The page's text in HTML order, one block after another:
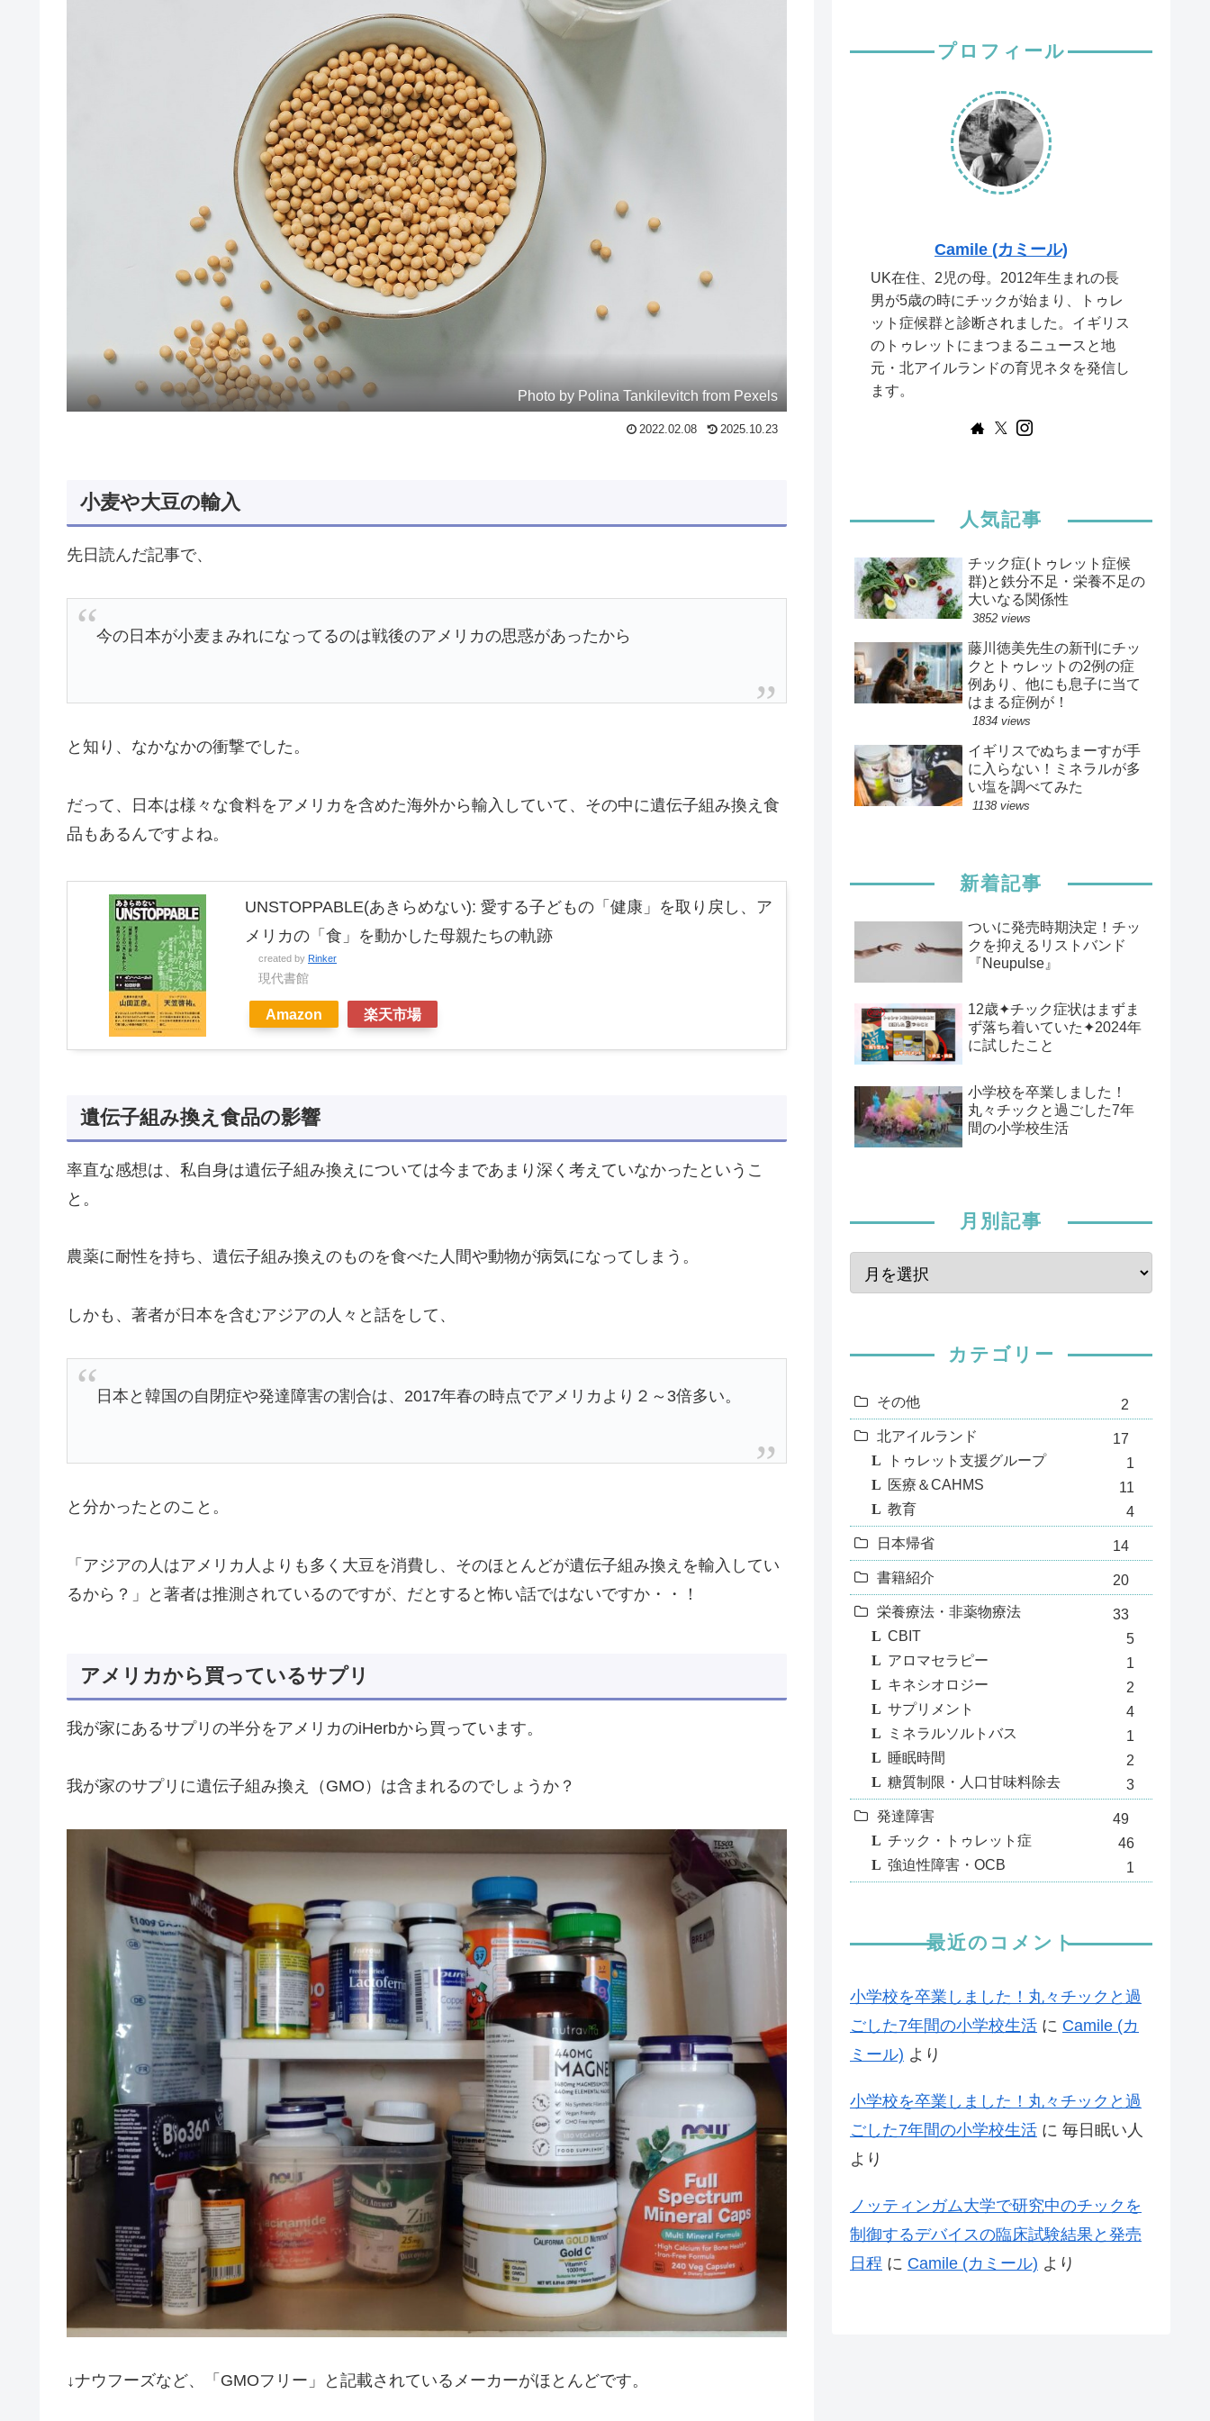
Photo by Polina Tankilevitch from Pexels
2022.02.08 2025.10.23
小麦や大豆の輸入
先日読んだ記事で、
今の日本が小麦まみれになってるのは戦後のアメリカの思惑があったから
と知り、なかなかの衝撃でした。
だって、日本は様々な食料をアメリカを含めた海外から輸入していて、その中に遺伝子組み換え食
品もあるんですよね。
UNSTOPPABLE(あきらめない): 愛する子どもの「健康」を取り戻し、ア
メリカの「食」を動かした母親たちの軌跡
created by Rinker
現代書館
Amazon 楽天市場
遺伝子組み換え食品の影響
率直な感想は、私自身は遺伝子組み換えについては今まであまり深く考えていなかったというこ
と。
農薬に耐性を持ち、遺伝子組み換えのものを食べた人間や動物が病気になってしまう。
しかも、著者が日本を含むアジアの人々と話をして、
日本と韓国の自閉症や発達障害の割合は、2017年春の時点でアメリカより２～3倍多い。
と分かったとのこと。
「アジアの人はアメリカ人よりも多く大豆を消費し、そのほとんどが遺伝子組み換えを輸入してい
るから？」と著者は推測されているのですが、だとすると怖い話ではないですか・・！
アメリカから買っているサプリ
我が家にあるサプリの半分をアメリカのiHerbから買っています。
我が家のサプリに遺伝子組み換え（GMO）は含まれるのでしょうか？
↓ナウフーズなど、「GMOフリー」と記載されているメーカーがほとんどです。
プロフィール
Camile (カミール)
UK在住、2児の母。2012年生まれの長
男が5歳の時にチックが始まり、トゥレ
ット症候群と診断されました。イギリス
のトゥレットにまつまるニュースと地
元・北アイルランドの育児ネタを発信し
ます。
人気記事
チック症(トゥレット症候
群)と鉄分不足・栄養不足の
大いなる関係性
3852 views
藤川徳美先生の新刊にチッ
クとトゥレットの2例の症
例あり、他にも息子に当て
はまる症例が！
1834 views
イギリスでぬちまーすが手
に入らない！ミネラルが多
い塩を調べてみた
1138 views
新着記事
ついに発売時期決定！チッ
クを抑えるリストバンド
『Neupulse』
12歳✦チック症状はまずま
ず落ち着いていた✦2024年
に試したこと
小学校を卒業しました！
丸々チックと過ごした7年
間の小学校生活
月別記事
カテゴリー
その他 2
北アイルランド
17
トゥレット支援グループ
1
医療＆CAHMS
11
教育
4
日本帰省 14
書籍紹介 20
栄養療法・非薬物療法
33
CBIT
5
アロマセラピー
1
キネシオロジー
2
サプリメント
4
ミネラルソルトバス
1
睡眠時間
2
糖質制限・人口甘味料除去
3
発達障害
49
チック・トゥレット症
46
強迫性障害・OCB
1
最近のコメント
小学校を卒業しました！丸々チックと過
ごした7年間の小学校生活 に Camile (カ
ミール) より
小学校を卒業しました！丸々チックと過
ごした7年間の小学校生活 に 毎日眠い人
より
ノッティンガム大学で研究中のチックを
制御するデバイスの臨床試験結果と発売
日程 に Camile (カミール) より